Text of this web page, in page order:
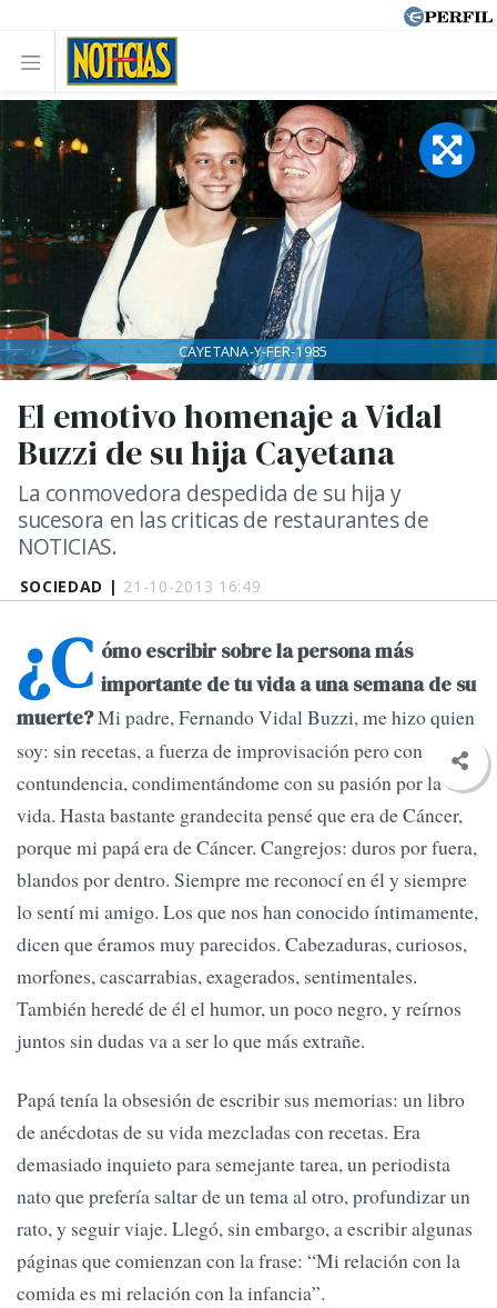
SOCIEDAD | 21-10-2013 16:49
El emotivo homenaje a Vidal
Buzzi de su hija Cayetana
La conmovedora despedida de su hija y
sucesora en las criticas de restaurantes de
NOTICIAS.
CAYETANA-Y-FER-1985
¿C ómo escribir sobre la persona más
importante de tu vida a una semana de su
muerte?Mi padre, Fernando Vidal Buzzi, me hizo quien
soy: sin recetas, a fuerza de improvisación pero con
contundencia, condimentándome con su pasión por la
vida. Hasta bastante grandecita pensé que era de Cáncer,
porque mi papá era de Cáncer. Cangrejos: duros por fuera,
blandos por dentro. Siempre me reconocí en él y siempre
lo sentí mi amigo. Los que nos han conocido íntimamente,
dicen que éramos muy parecidos. Cabezaduras, curiosos,
morfones, cascarrabias, exagerados, sentimentales.
También heredé de él el humor, un poco negro, y reírnos
juntos sin dudas va a ser lo que más extrañe.
Papá tenía la obsesión de escribir sus memorias: un libro
de anécdotas de su vida mezcladas con recetas. Era
demasiado inquieto para semejante tarea, un periodista
nato que prefería saltar de un tema al otro, profundizar un
rato, y seguir viaje. Llegó, sin embargo, a escribir algunas
páginas que comienzan con la frase: “Mi relación con la
comida es mi relación con la infancia”.